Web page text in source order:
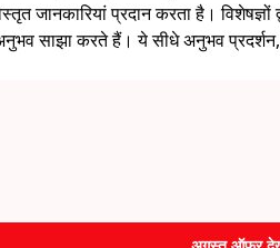
जानकारियां प्रदान करता है।
साझा करते हैं। ये सीधे अनुभव प्रदर्शन,